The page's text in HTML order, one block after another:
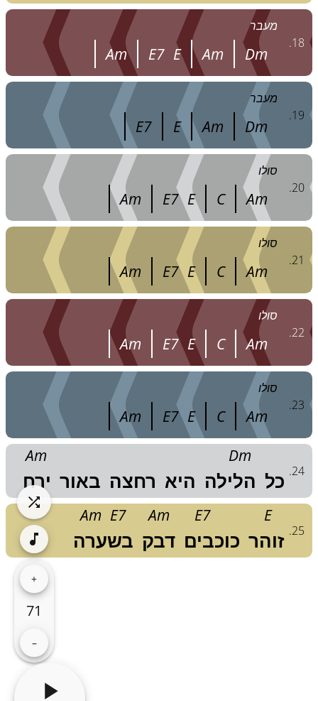
+
71
–
18
.
מעבר
Dm
Am
E
E7
Am
19
.
מעבר
Dm
Am
E
E7
20
.
סולו
Am
C
E
E7
Am
21
.
סולו
Am
C
E
E7
Am
22
.
סולו
Am
C
E
E7
Am
23
.
סולו
Am
C
E
E7
Am
24
. כל
Dm
הלילה היא רחצה באור
Am
ירח
25
.
E
זוהר
E7
כוכבים
Am
דבק
E7
Am
בשערה